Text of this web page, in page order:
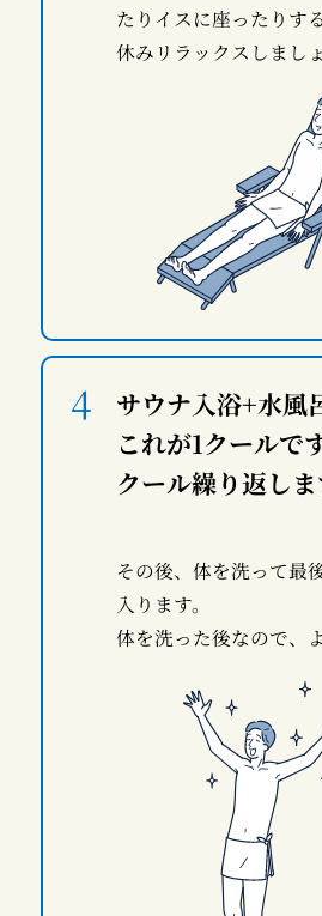
たりイスに座ったりす
休みリラックスしましょ
サウナ入浴+水風
これが1クールで
クール繰り返しま
その後、体を洗って最
入ります。
体を洗った後なので、